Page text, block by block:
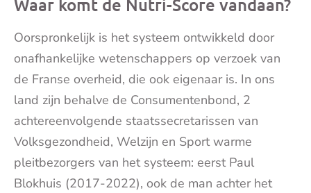
Waar komt de Nutri-Score vandaan?
Oorspronkelijk is het systeem ontwikkeld door
onafhankelijke wetenschappers op verzoek van
de Franse overheid, die ook eigenaar is. In ons
land zijn behalve de Consumentenbond, 2
achtereenvolgende staatssecretarissen van
Volksgezondheid, Welzijn en Sport warme
pleitbezorgers van het systeem: eerst Paul
Blokhuis (2017-2022), ook de man achter het